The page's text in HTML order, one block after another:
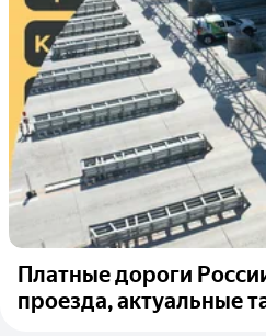
Платные дороги
проезда, актуальные